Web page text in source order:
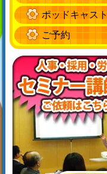
ポッドキャス
ご予約